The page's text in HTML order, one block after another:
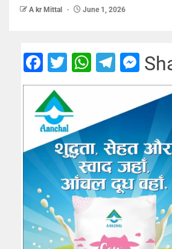
A kr Mittal June 1, 2026
Facebook
Twitter